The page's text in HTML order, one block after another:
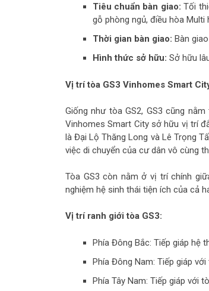
Tiêu chuẩn bàn giao: Tối
gỗ phòng ngủ, điều hòa Multi
Thời gian bàn giao: Bàn
Hình thức sở hữu: Sở hữu
Vị trí tòa GS3 Vinhomes Smart
Giống như tòa GS2, GS3 cũng
Vinhomes Smart City sở hữu vị trí
là Đại Lộ Thăng Long và Lê Trọng
việc di chuyển của cư dân vô cùng
Tòa GS3 còn nằm ở vị trí chính
nghiệm hệ sinh thái tiện ích của cả
Vị trí ranh giới tòa GS3:
Phía Đông Bắc: Tiếp giáp hệ
Phía Đông Nam: Tiếp giáp
Phía Tây Nam: Tiếp giáp với